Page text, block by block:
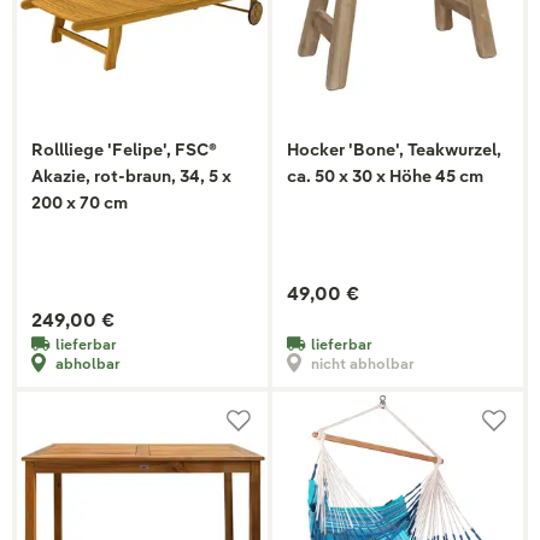
Rollliege 'Felipe', FSC®
Akazie, rot-braun, 34, 5 x
200 x 70 cm
249,00 €
lieferbar
abholbar
Hocker 'Bone', Teakwurzel,
ca. 50 x 30 x Höhe 45 cm
49,00 €
lieferbar
nicht abholbar